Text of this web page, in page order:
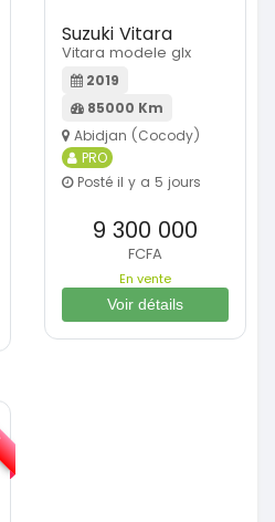
Suzuki Vitara
Vitara modele glx
2019
85000 Km
Abidjan (Cocody)
PRO
Posté il y a 5 jours
9 300 000
FCFA
En vente
Voir détails